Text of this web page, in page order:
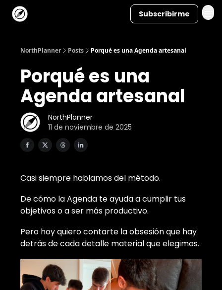
Subscribirme
NorthPlanner Posts Porqué es una Agenda artesanal
Porqué es una
Agenda artesanal
NorthPlanner
11 de noviembre de 2025
Casi siempre hablamos del método.
De cómo la Agenda te ayuda a cumplir tus
objetivos o a ser más productivo.
Pero hoy quiero contarte la obsesión que hay
detrás de cada detalle material que elegimos.